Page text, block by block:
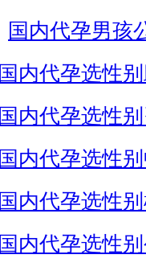
国内代孕男孩
国内代孕选性
国内代孕选性
国内代孕选性
国内代孕选性
国内代孕选性别